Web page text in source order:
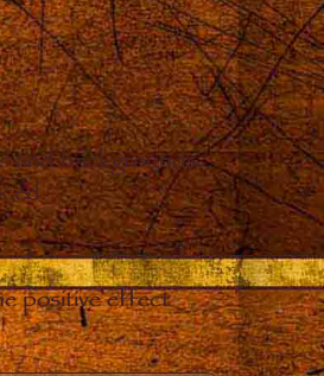
and backgrounds
positive effect